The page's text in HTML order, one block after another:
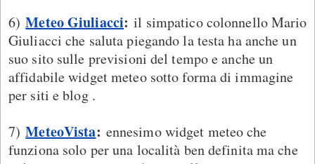
6) Meteo Giuliacci: il simpatico colonnello Mario
Giuliacci che saluta piegando la testa ha anche un
suo sito sulle previsioni del tempo e anche un
affidabile widget meteo sotto forma di immagine
per siti e blog .
7) MeteoVista: ennesimo widget meteo che
funziona solo per una località ben definita ma che